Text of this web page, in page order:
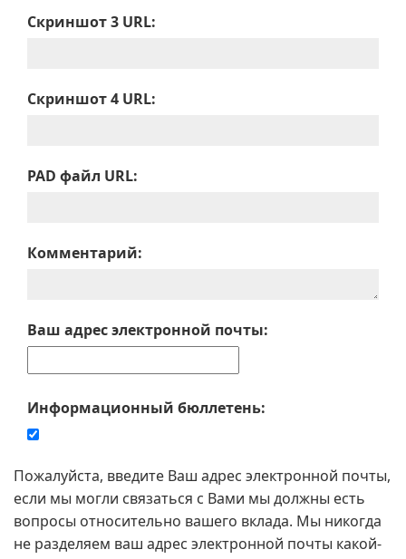
Скриншот 3 URL:
Скриншот 4 URL:
PAD файл URL:
Комментарий:
Ваш адрес электронной почты:
Информационный бюллетень:
Пожалуйста, введите Ваш адрес электронной почты,
если мы могли связаться с Вами мы должны есть
вопросы относительно вашего вклада. Мы никогда
не разделяем ваш адрес электронной почты какой-